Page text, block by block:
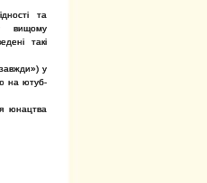
та
вищому
такі
завжди») у
на ютуб-
юнацтва